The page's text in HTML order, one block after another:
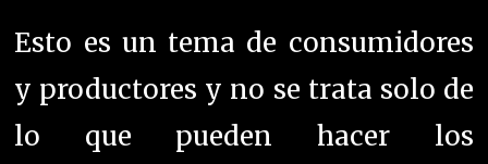
Esto es un tema de consumidores
y productores y no se trata solo de
lo que pueden hacer los